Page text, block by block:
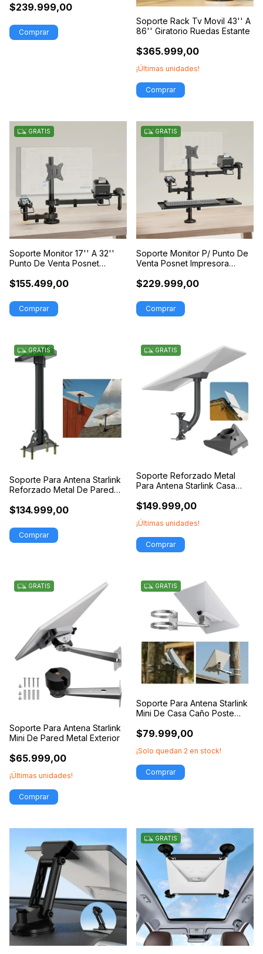
$239.999,00
Soporte Rack Tv Movil 43'' A
86'' Giratorio Ruedas Estante
$365.999,00
¡Últimas unidades!
GRATIS
Soporte Monitor 17'' A 32''
Punto De Venta Posnet
$155.499,00
GRATIS
Soporte Monitor P/ Punto De
Venta Posnet Impresora
$229.999,00
GRATIS
Soporte Para Antena Starlink
Reforzado Metal De Pared
$134.999,00
GRATIS
Soporte Reforzado Metal
Para Antena Starlink Casa
$149.999,00
¡Últimas unidades!
GRATIS
Soporte Para Antena Starlink
Mini De Pared Metal Exterior
$65.999,00
¡Últimas unidades!
GRATIS
Soporte Para Antena Starlink
Mini De Casa Caño Poste
$79.999,00
¡Solo quedan 2 en stock!
GRATIS